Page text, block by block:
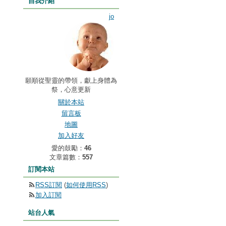
jo
願順從聖靈的帶領，獻上身體為
祭，心意更新
關於本站
留言板
地圖
加入好友
愛的鼓勵： 46
文章篇數： 557
訂閱本站
RSS訂閱 (如何使用RSS)
加入訂閱
站台人氣